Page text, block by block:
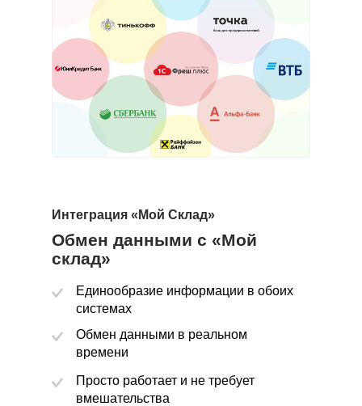
e-mail, Telegram, WhatsApp, Viber
банка
Информация в вашей системе всегда
синхронизирована с банком
«на дату»
Единообразие информации в обоих
системах
Обмен данными в реальном
времени
Просто работает и не требует
вмешательства
Интеграция «Мой Склад»
Обмен данными с «Мой
склад»